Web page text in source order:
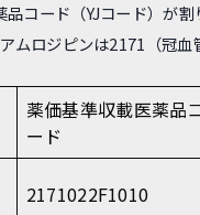
コード（YJコード）が
ムロジピンは2171（冠血
薬価基準収載医薬品
ード
2171022F1010